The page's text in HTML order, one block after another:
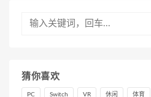
猜你喜欢
PC Switch VR 休闲 体育